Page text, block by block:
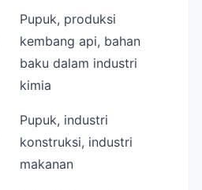
Pupuk, produksi
kembang api, bahan
baku dalam industri
kimia
Pupuk, industri
konstruksi, industri
makanan